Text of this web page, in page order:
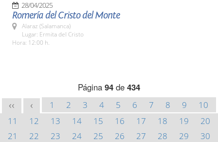
28/04/2025
Romería del Cristo del Monte
Alaraz (Salamanca)
Lugar: Ermita del Cristo
Hora: 12:00 h.
Página 94 de 434
<< < 1 2 3 4 5 6 7 8 9
10
11
12 13 14 15 16 17 18 19
20
21
22 23 24 25 26 27 28 29
30